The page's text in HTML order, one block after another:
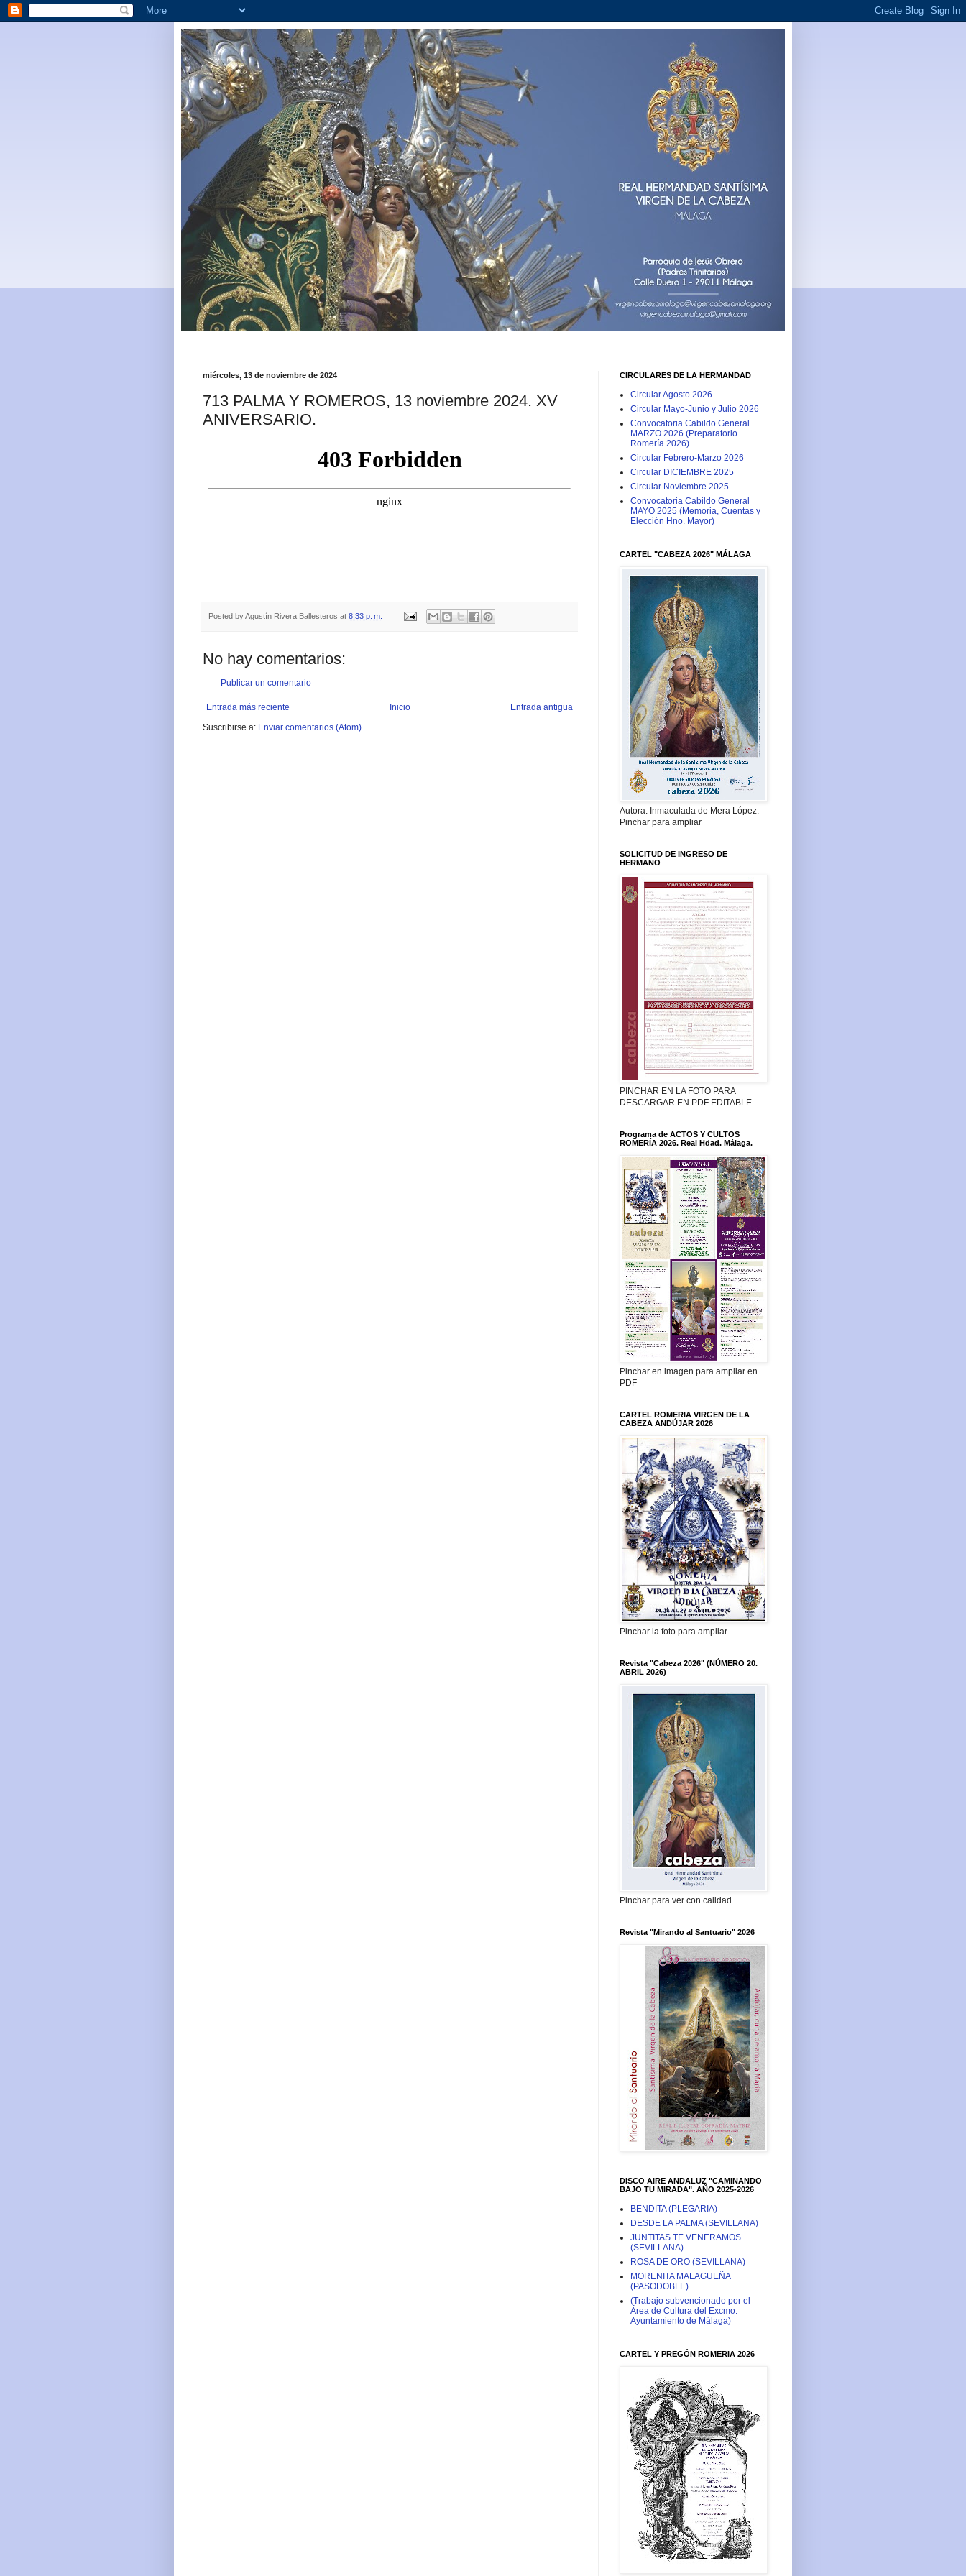
miércoles, 13 de noviembre de 2024
713 PALMA Y ROMEROS, 13 noviembre 2024. XV
ANIVERSARIO.
Posted byAgustín Rivera Ballesteros at 8:33 p. m.
No hay comentarios:
Publicar un comentario
Entrada más reciente Entrada antigua
Inicio
Suscribirse a: Enviar comentarios (Atom)
CIRCULARES DE LA HERMANDAD
Circular Agosto 2026
Circular Mayo-Junio y Julio 2026
Convocatoria Cabildo General
MARZO 2026 (Preparatorio
Romería 2026)
Circular Febrero-Marzo 2026
Circular DICIEMBRE 2025
Circular Noviembre 2025
Convocatoria Cabildo General
MAYO 2025 (Memoria, Cuentas y
Elección Hno. Mayor)
CARTEL "CABEZA 2026" MÁLAGA
Autora: Inmaculada de Mera López.
Pinchar para ampliar
SOLICITUD DE INGRESO DE
HERMANO
PINCHAR EN LA FOTO PARA
DESCARGAR EN PDF EDITABLE
Programa de ACTOS Y CULTOS
ROMERÍA 2026. Real Hdad. Málaga.
Pinchar en imagen para ampliar en
PDF
CARTEL ROMERIA VIRGEN DE LA
CABEZA ANDÚJAR 2026
Pinchar la foto para ampliar
Revista "Cabeza 2026" (NÚMERO 20.
ABRIL 2026)
Pinchar para ver con calidad
Revista "Mirando al Santuario" 2026
DISCO AIRE ANDALUZ "CAMINANDO
BAJO TU MIRADA". AÑO 2025-2026
BENDITA (PLEGARIA)
DESDE LA PALMA (SEVILLANA)
JUNTITAS TE VENERAMOS
(SEVILLANA)
ROSA DE ORO (SEVILLANA)
MORENITA MALAGUEÑA
(PASODOBLE)
(Trabajo subvencionado por el
Área de Cultura del Excmo.
Ayuntamiento de Málaga)
CARTEL Y PREGÓN ROMERIA 2026